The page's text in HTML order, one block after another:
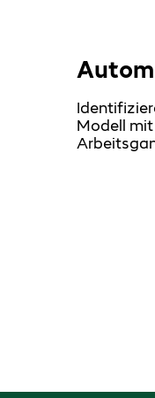
Modell mit